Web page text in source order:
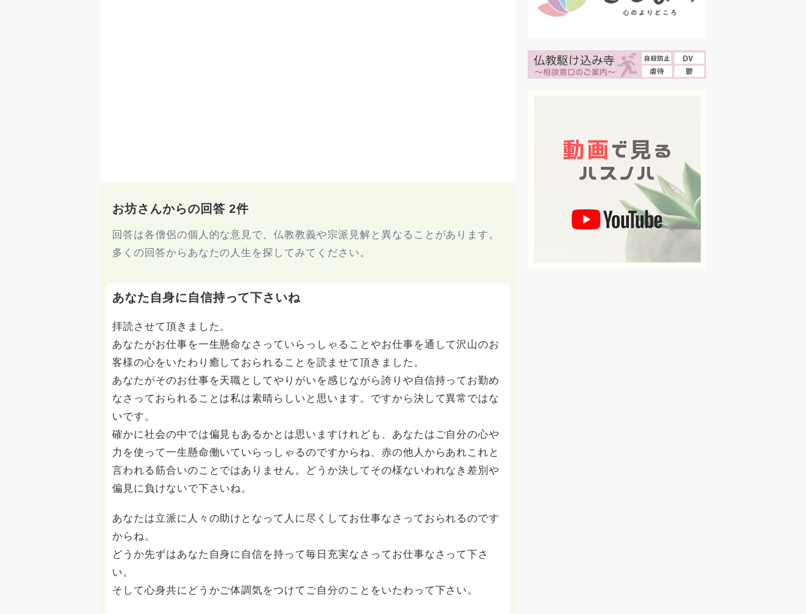
お坊さんからの回答 2件
回答は各僧侶の個人的な意見で、仏教教義や宗派見解と異なることがあります。
多くの回答からあなたの人生を探してみてください。
あなた自身に自信持って下さいね
拝読させて頂きました。
あなたがお仕事を一生懸命なさっていらっしゃることやお仕事を通して沢山のお
客様の心をいたわり癒しておられることを読ませて頂きました。
あなたがそのお仕事を天職としてやりがいを感じながら誇りや自信持ってお勤め
なさっておられることは私は素晴らしいと思います。ですから決して異常ではな
いです。
確かに社会の中では偏見もあるかとは思いますけれども、あなたはご自分の心や
力を使って一生懸命働いていらっしゃるのですからね、赤の他人からあれこれと
言われる筋合いのことではありません。どうか決してその様ないわれなき差別や
偏見に負けないで下さいね。
あなたは立派に人々の助けとなって人に尽くしてお仕事なさっておられるのです
からね。
どうか先ずはあなた自身に自信を持って毎日充実なさってお仕事なさって下さ
い。
そして心身共にどうかご体調気をつけてご自分のことをいたわって下さい。